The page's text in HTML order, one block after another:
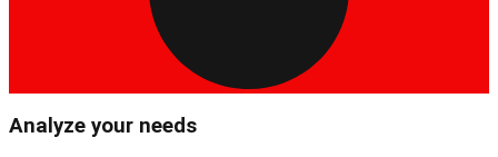
Analyze your needs